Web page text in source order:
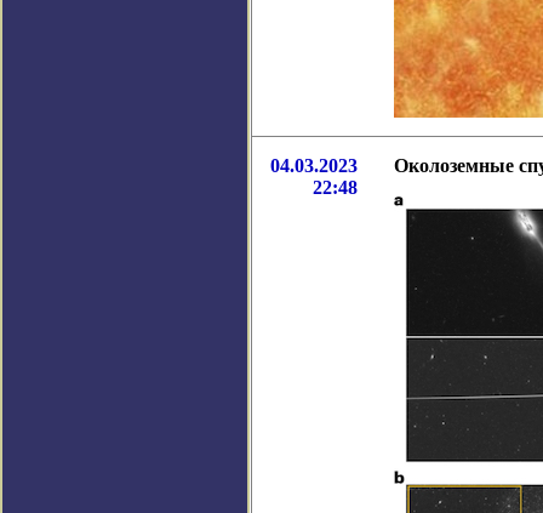
04.03.2023
22:48
Околоземные